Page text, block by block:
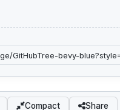
Compact Share